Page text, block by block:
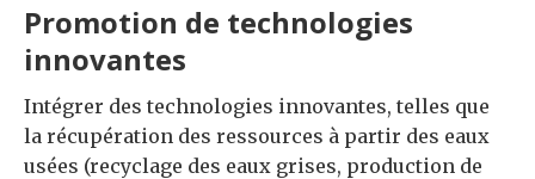
Promotion de technologies
innovantes
Intégrer des technologies innovantes, telles que
la récupération des ressources à partir des eaux
usées (recyclage des eaux grises, production de